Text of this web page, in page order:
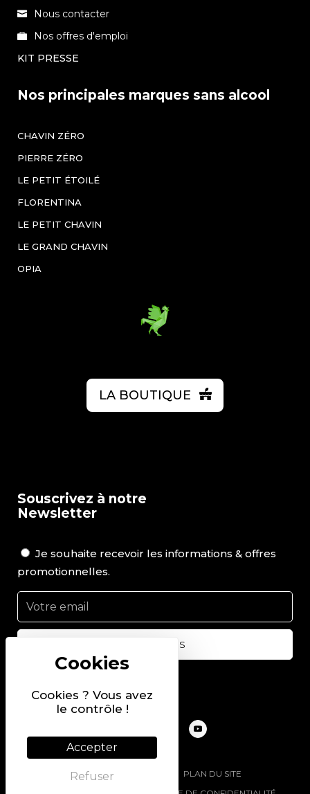
Cookies ? Vous avez
le contrôle !
Accepter
Refuser
Nous contacter
Nos offres d'emploi
KIT PRESSE
Nos principales marques sans alcool
CHAVIN ZÉRO
PIERRE ZÉRO
LE PETIT ÉTOILÉ
FLORENTINA
LE PETIT CHAVIN
LE GRAND CHAVIN
OPIA
LA BOUTIQUE
Souscrivez à notre
Newsletter
Je souhaite recevoir les informations & offres
promotionnelles.
Suivez-nous sur
@2022 PIERRE CHAVIN
PLAN DU SITE